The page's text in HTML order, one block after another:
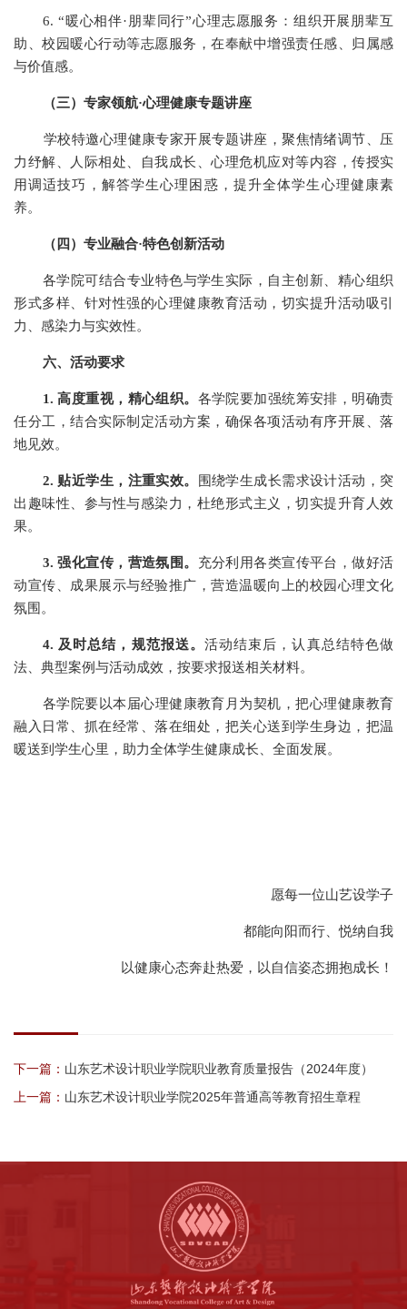
6. “暖心相伴·朋辈同行”心理志愿服务：组织开展朋辈互
助、校园暖心行动等志愿服务，在奉献中增强责任感、归属感
与价值感。
（三）专家领航·心理健康专题讲座
学校特邀心理健康专家开展专题讲座，聚焦情绪调节、压
力纾解、人际相处、自我成长、心理危机应对等内容，传授实
用调适技巧，解答学生心理困惑，提升全体学生心理健康素
养。
（四）专业融合·特色创新活动
各学院可结合专业特色与学生实际，自主创新、精心组织
形式多样、针对性强的心理健康教育活动，切实提升活动吸引
力、感染力与实效性。
六、活动要求
1.高度重视，精心组织。 各学院要加强统筹安排，明确责
任分工，结合实际制定活动方案，确保各项活动有序开展、落
地见效。
2. 贴近学生，注重实效。 围绕学生成长需求设计活动，突
出趣味性、参与性与感染力，杜绝形式主义，切实提升育人效
果。
3.强化宣传，营造氛围。 充分利用各类宣传平台，做好活
动宣传、成果展示与经验推广，营造温暖向上的校园心理文化
氛围。
4. 及时总结，规范报送。 活动结束后，认真总结特色做
法、典型案例与活动成效，按要求报送相关材料。
各学院要以本届心理健康教育月为契机，把心理健康教育
融入日常、抓在经常、落在细处，把关心送到学生身边，把温
暖送到学生心里，助力全体学生健康成长、全面发展。
愿每一位山艺设学子
都能向阳而行、悦纳自我
以健康心态奔赴热爱，以自信姿态拥抱成长！
下一篇： 山东艺术设计职业学院职业教育质量报告（2024年度）
上一篇： 山东艺术设计职业学院2025年普通高等教育招生章程